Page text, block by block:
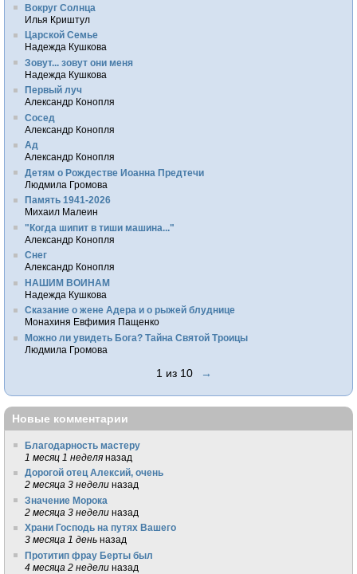
Вокруг Солнца
Илья Криштул
Царской Семье
Надежда Кушкова
Зовут... зовут они меня
Надежда Кушкова
Первый луч
Александр Конопля
Сосед
Александр Конопля
Ад
Александр Конопля
Детям о Рождестве Иоанна Предтечи
Людмила Громова
Память 1941-2026
Михаил Малеин
"Когда шипит в тиши машина..."
Александр Конопля
Снег
Александр Конопля
НАШИМ ВОИНАМ
Надежда Кушкова
Сказание о жене Адера и о рыжей блуднице
Монахиня Евфимия Пащенко
Можно ли увидеть Бога? Тайна Святой Троицы
Людмила Громова
1 из 10 →
Новые комментарии
Благодарность мастеру
1 месяц 1 неделя назад
Дорогой отец Алексий, очень
2 месяца 3 недели назад
Значение Морока
2 месяца 3 недели назад
Храни Господь на путях Вашего
3 месяца 1 день назад
Протитип фрау Берты был
4 месяца 2 недели назад